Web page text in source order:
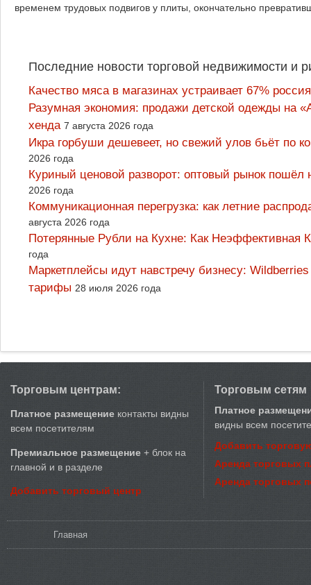
временем трудовых подвигов у плиты, окончательно
Последние новости торговой недвижимости и
Качество мяса в магазинах устраивает 67%
Разумная экономия: продажи детской одежды на
хенда 7 августа 2026 года
Икра горбуши дешевеет, но свежий улов бьёт по
2026 года
Куриный ценовой разворот: оптовый рынок
2026 года
Коммуникационная перегрузка: как летние
августа 2026 года
Потерянные Рубли на Кухне: Как
года
Маркетплейсы идут навстречу бизнесу:
тарифы 28 июля 2026 года
Торговым центрам:
Платное размещение контакты видны
всем посетителям
Премиальное размещение + блок на
главной и в разделе
Добавить торговый центр
Торговым сетям
Платное
видны всем
Добавить
Аренда торговых
Аренда торговых
Главная